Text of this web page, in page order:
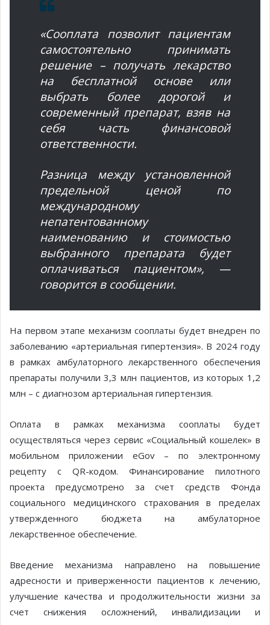
«Сооплата позволит пациентам
самостоятельно принимать
решение – получать лекарство
на бесплатной основе или
выбрать более дорогой и
современный препарат, взяв на
себя часть финансовой
ответственности.
Разница между установленной
предельной ценой по
международному
непатентованному
наименованию и стоимостью
выбранного препарата будет
оплачиваться пациентом», —
говорится в сообщении.
На первом этапе механизм сооплаты будет внедрен по
заболеванию «артериальная гипертензия». В 2024 году
в рамках амбулаторного лекарственного обеспечения
препараты получили 3,3 млн пациентов, из которых 1,2
млн – с диагнозом артериальная гипертензия.
Оплата в рамках механизма сооплаты будет
осуществляться через сервис «Социальный кошелек» в
мобильном приложении eGov – по электронному
рецепту с QR-кодом. Финансирование пилотного
проекта предусмотрено за счет средств Фонда
социального медицинского страхования в пределах
утвержденного бюджета на амбулаторное
лекарственное обеспечение.
Введение механизма направлено на повышение
адресности и приверженности пациентов к лечению,
улучшение качества и продолжительности жизни за
счет снижения осложнений, инвалидизации и